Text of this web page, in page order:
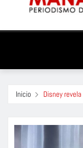
Inicio Disney